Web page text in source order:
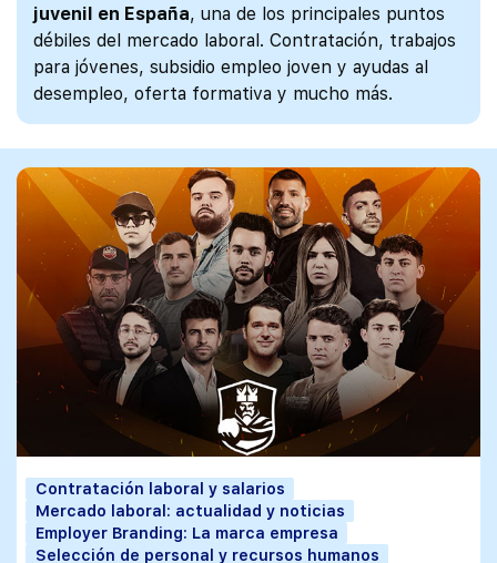
juvenil en España, una de los principales puntos
débiles del mercado laboral. Contratación, trabajos
para jóvenes, subsidio empleo joven y ayudas al
desempleo, oferta formativa y mucho más.
Contratación laboral y salarios
Mercado laboral: actualidad y noticias
Employer Branding: La marca empresa
Selección de personal y recursos humanos